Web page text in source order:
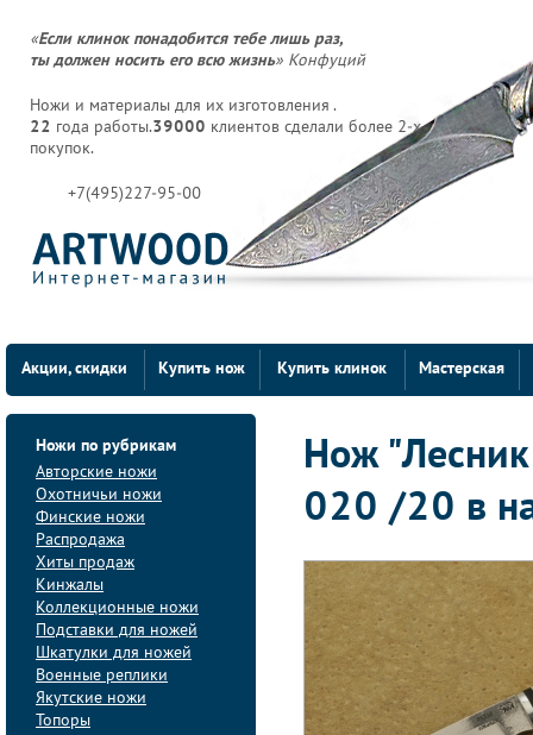
«Если клинок понадобится тебе лишь раз,
ты должен носить его всю жизнь» Конфуций
Ножи и материалы для их изготовления .
22 года работы.39000 клиентов сделали более 2-х
покупок.
+7(495)227-95-00
Акции, скидки Купить нож Купить клинок Мастерская
Ножи по рубрикам
Авторские ножи
Охотничьи ножи
Финские ножи
Распродажа
Хиты продаж
Кинжалы
Коллекционные ножи
Подставки для ножей
Шкатулки для ножей
Военные реплики
Якутские ножи
Топоры
Нож
020 /20 в